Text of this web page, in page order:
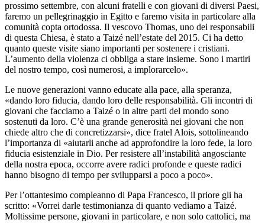
prossimo settembre, con alcuni fratelli e con giovani di diversi Paesi,
faremo un pellegrinaggio in Egitto e faremo visita in particolare alla
comunità copta ortodossa. Il vescovo Thomas, uno dei responsabili
di questa Chiesa, è stato a Taizé nell’estate del 2015. Ci ha detto
quanto queste visite siano importanti per sostenere i cristiani.
L’aumento della violenza ci obbliga a stare insieme. Sono i martiri
del nostro tempo, così numerosi, a implorarcelo».
Le nuove generazioni vanno educate alla pace, alla speranza,
«dando loro fiducia, dando loro delle responsabilità. Gli incontri di
giovani che facciamo a Taizé o in altre parti del mondo sono
sostenuti da loro. C’è una grande generosità nei giovani che non
chiede altro che di concretizzarsi», dice fratel Alois, sottolineando
l’importanza di «aiutarli anche ad approfondire la loro fede, la loro
fiducia esistenziale in Dio. Per resistere all’instabilità angosciante
della nostra epoca, occorre avere radici profonde e queste radici
hanno bisogno di tempo per svilupparsi a poco a poco».
Per l’ottantesimo compleanno di Papa Francesco, il priore gli ha
scritto: «Vorrei darle testimonianza di quanto vediamo a Taizé.
Moltissime persone, giovani in particolare, e non solo cattolici, ma